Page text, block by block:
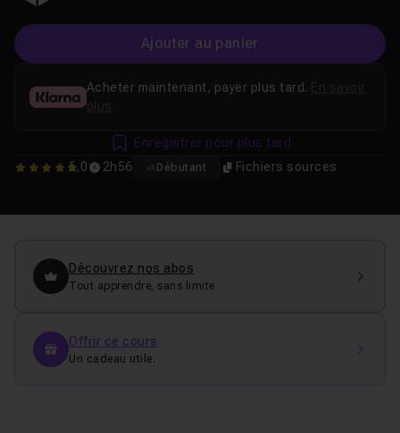
Ajouter au panier
5 5,0 2h56 Débutant Fichiers sources
Acheter maintenant, payer plus tard.
plus
Enregistrer pour plus tard
Découvrez nos abos
Tout apprendre, sans limite
Offrir ce cours
Un cadeau utile.